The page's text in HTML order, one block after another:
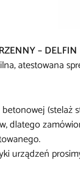
– DELFIN
atestowana
(stelaż
dlatego
urządzeń